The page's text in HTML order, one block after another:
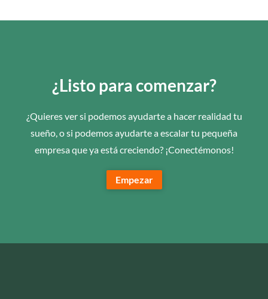
¿Listo para comenzar?
¿Quieres ver si podemos ayudarte a hacer realidad tu
sueño, o si podemos ayudarte a escalar tu pequeña
empresa que ya está creciendo? ¡Conectémonos!
Empezar